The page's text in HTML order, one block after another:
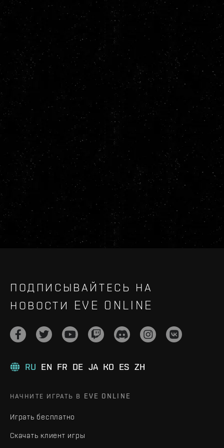
ПОДПИСЫВАЙТЕСЬ НА
НОВОСТИ EVE ONLINE
RU EN FR DE JA KO ES ZH
НАЧНИТЕ ИГРАТЬ В EVE ONLINE
Играть бесплатно
Скачать клиент игры